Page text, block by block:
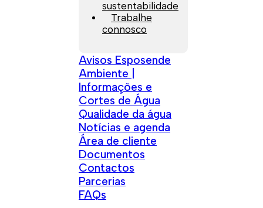
sustentabilidade
Trabalhe
connosco
Avisos Esposende
Ambiente |
Informações e
Cortes de Água
Qualidade da água
Notícias e agenda
Área de cliente
Documentos
Contactos
Parcerias
FAQs